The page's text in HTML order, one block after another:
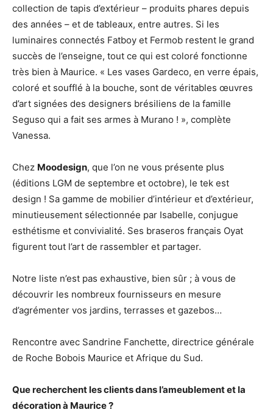
collection de tapis d’extérieur – produits phares depuis
des années – et de tableaux, entre autres. Si les
luminaires connectés Fatboy et Fermob restent le grand
succès de l’enseigne, tout ce qui est coloré fonctionne
très bien à Maurice. « Les vases Gardeco, en verre épais,
coloré et soufflé à la bouche, sont de véritables œuvres
d’art signées des designers brésiliens de la famille
Seguso qui a fait ses armes à Murano ! », complète
Vanessa.
Chez Moodesign, que l’on ne vous présente plus
(éditions LGM de septembre et octobre), le tek est
design ! Sa gamme de mobilier d’intérieur et d’extérieur,
minutieusement sélectionnée par Isabelle, conjugue
esthétisme et convivialité. Ses braseros français Oyat
figurent tout l’art de rassembler et partager.
Notre liste n’est pas exhaustive, bien sûr ; à vous de
découvrir les nombreux fournisseurs en mesure
d’agrémenter vos jardins, terrasses et gazebos…
Rencontre avec Sandrine Fanchette, directrice générale
de Roche Bobois Maurice et Afrique du Sud.
Que recherchent les clients dans l’ameublement et la
décoration à Maurice ?